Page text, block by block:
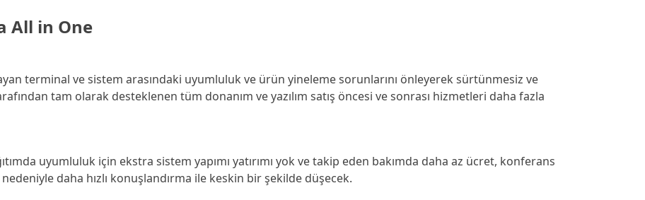
All in One
terminal ve sistem arasındaki uyumluluk ve ürün yineleme sorunlarını önleyerek sürtünmesiz ve
tam olarak desteklenen tüm donanım ve yazılım satış öncesi ve sonrası hizmetleri daha fazla
uyumluluk için ekstra sistem yapımı yatırımı yok ve takip eden bakımda daha az ücret, konferans
daha hızlı konuşlandırma ile keskin bir şekilde düşecek.